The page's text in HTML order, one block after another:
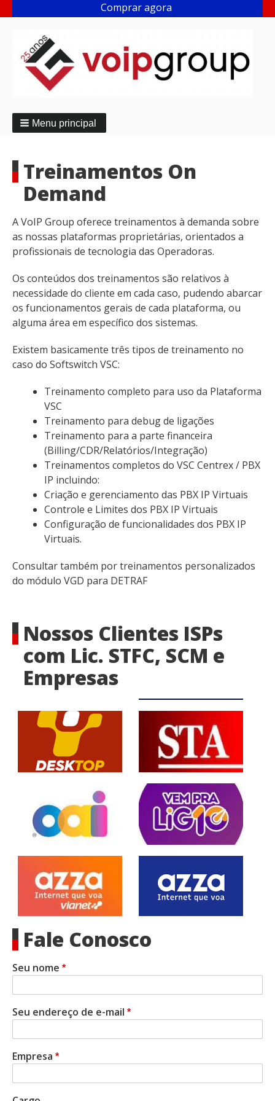
Comprar agora
Menu principal
Treinamentos On
Demand
A VoIP Group oferece treinamentos à demanda sobre
as nossas plataformas proprietárias, orientados a
profissionais de tecnologia das Operadoras.
Os conteúdos dos treinamentos são relativos à
necessidade do cliente em cada caso, pudendo abarcar
os funcionamentos gerais de cada plataforma, ou
alguma área em específico dos sistemas.
Existem basicamente três tipos de treinamento no
caso do Softswitch VSC:
Treinamento completo para uso da Plataforma
VSC
Treinamento para debug de ligações
Treinamento para a parte financeira
(Billing/CDR/Relatórios/Integração)
Treinamentos completos do VSC Centrex / PBX
IP incluindo:
Criação e gerenciamento das PBX IP Virtuais
Controle e Limites dos PBX IP Virtuais
Configuração de funcionalidades dos PBX IP
Virtuais.
Consultar também por treinamentos personalizados
do módulo VGD para DETRAF
Nossos Clientes ISPs
com Lic. STFC, SCM e
Empresas
Fale Conosco
Seu nome
Seu endereço de e-mail
Empresa